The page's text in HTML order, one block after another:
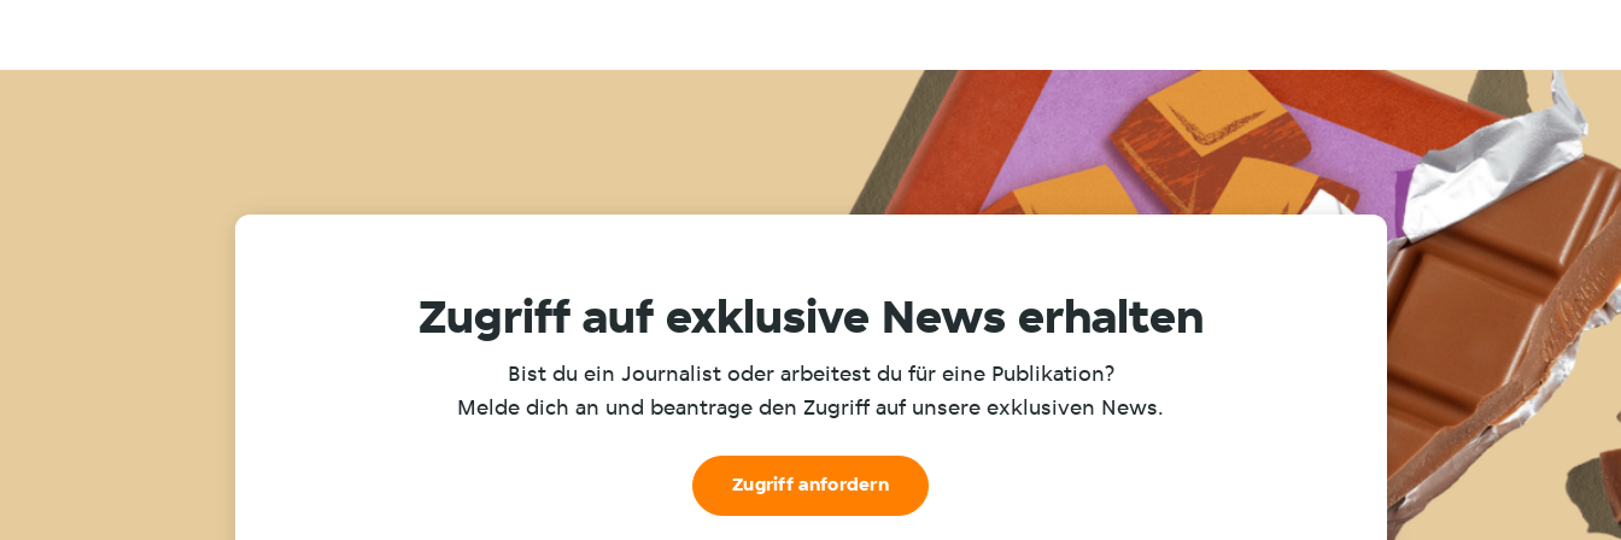
Zugriff auf exklusive News erhalten
Bist du ein Journalist oder arbeitest du für eine Publikation?
Melde dich an und beantrage den Zugriff auf unsere exklusiven News.
Zugriff anfordern